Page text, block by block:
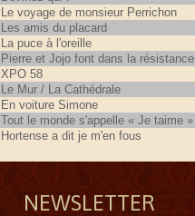
Le voyage de monsieur Perrichon
Les amis du placard
La puce à l'oreille
Pierre et Jojo font dans la résistance
XPO 58
Le Mur / La Cathédrale
En voiture Simone
Tout le monde s'appelle « Je taime »
Hortense a dit je m'en fous
NEWSLETTER